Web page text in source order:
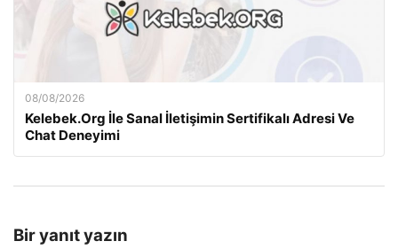
08/08/2026
Kelebek.Org İle Sanal İletişimin Sertifikalı Adresi Ve
Chat Deneyimi
Bir yanıt yazın